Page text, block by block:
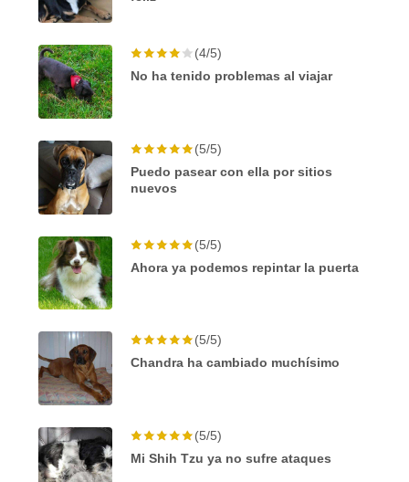
(4/5)
No ha tenido problemas al viajar
(5/5)
Puedo pasear con ella por sitios
nuevos
(5/5)
Ahora ya podemos repintar la puerta
(5/5)
Chandra ha cambiado muchísimo
(5/5)
Mi Shih Tzu ya no sufre ataques